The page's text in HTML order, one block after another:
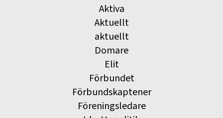
Aktiva
Aktuellt
aktuellt
Domare
Elit
Förbundet
Förbundskaptener
Föreningsledare